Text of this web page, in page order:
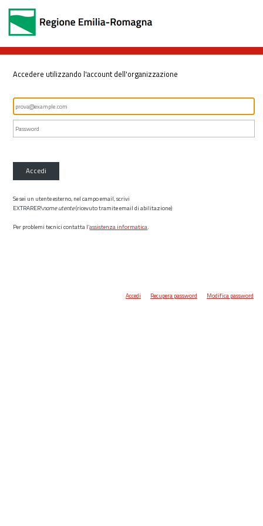
Accedere utilizzando l'account dell'organizzazione
Accedi
Se sei un utente esterno, nel campo email, scrivi
EXTRARER\nome utente(ricevuto tramite email di abilitazione)
Per problemi tecnici contatta l’assistenza informatica.
Accedi Recupera password Modifica password